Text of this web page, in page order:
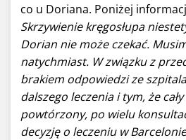
co u Doriana. Poniżej
Skrzywienie kręgosłupa
Dorian nie może czekać.
natychmiast. W związku z
brakiem odpowiedzi ze
dalszego leczenia i tym, że
powtórzony, po wielu
decyzję o leczeniu w